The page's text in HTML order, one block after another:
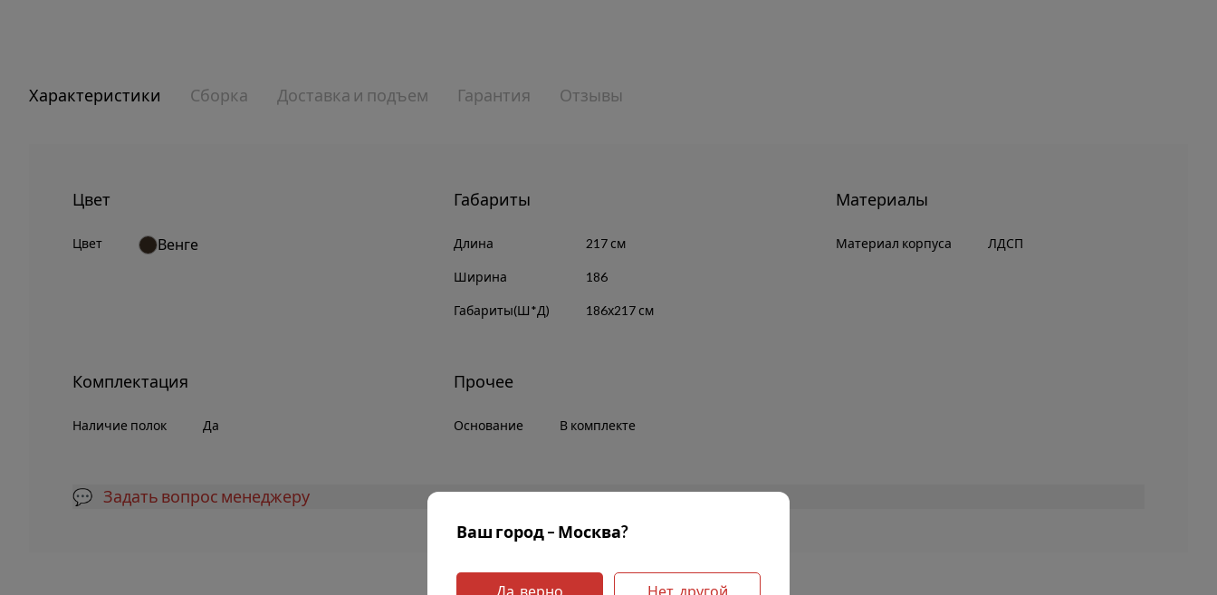
Характеристики Сборка Доставка и подъем Гарантия Отзывы
Цвет
Цвет Венге
Габариты
Длина 217 см
Ширина 186
Габариты(Ш*Д) 186х217 см
Материалы
Материал корпуса ЛДСП
Комплектация
Наличие полок Да
Прочее
Основание В комплекте
💬 Задать вопрос менеджеру
Ваш город – Москва?
Да, верно Нет, другой